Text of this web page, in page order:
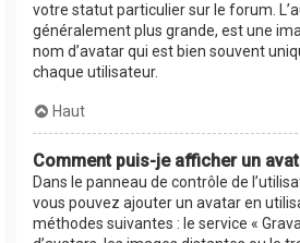
votre statut particulier sur le forum.
généralement plus grande, est une
nom d’avatar qui est bien souvent
chaque utilisateur.
Haut
Comment puis-je afficher un
Dans le panneau de contrôle de
vous pouvez ajouter un avatar en
méthodes suivantes : le service «